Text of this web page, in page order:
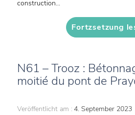
construction...
Fortzsetzung
N61 – Trooz :
moitié du pont de
Veröffentlicht am : 4. September 2023